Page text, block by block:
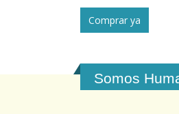
Comprar ya
Somos